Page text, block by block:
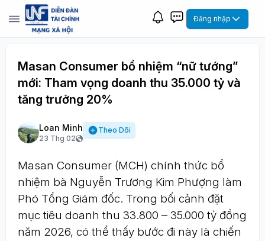
Đăng nhập
Masan Consumer bổ nhiệm “nữ tướng”
mới: Tham vọng doanh thu 35.000 tỷ và
tăng trưởng 20%
Loan Minh
23 Thg 02
Theo Dõi
Masan Consumer (MCH) chính thức bổ
nhiệm bà Nguyễn Trương Kim Phượng làm
Phó Tổng Giám đốc. Trong bối cảnh đặt
mục tiêu doanh thu 33.800 – 35.000 tỷ đồng
năm 2026, có thể thấy bước đi này là chiến